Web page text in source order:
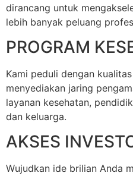
dirancang untuk
lebih banyak peluang
PROGRAM
Kami peduli dengan
menyediakan jaring
layanan kesehatan,
dan keluarga.
AKSES
Wujudkan ide brilian Anda